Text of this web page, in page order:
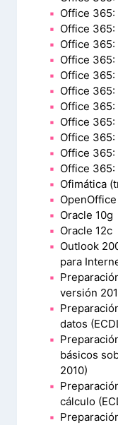
Office
Office
Office
Office
Office
Office
Office 365:
Office 365:
Office
Office
Office
Ofimática
Oracle 10g
Oracle 12c
Outlook
para
versión
datos
básicos
2010)
cálculo